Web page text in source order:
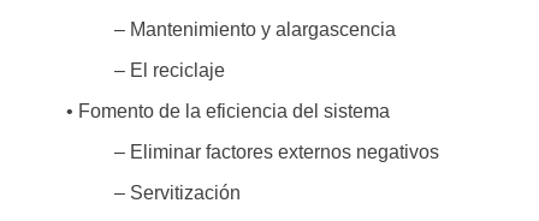
– Mantenimiento y alargascencia
– El reciclaje
• Fomento de la eficiencia del sistema
– Eliminar factores externos negativos
– Servitización